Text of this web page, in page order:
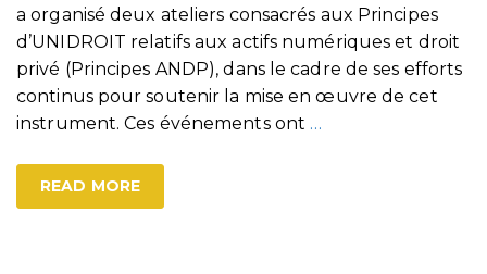
a organisé deux ateliers consacrés aux Principes
d’UNIDROIT relatifs aux actifs numériques et droit
privé (Principes ANDP), dans le cadre de ses efforts
continus pour soutenir la mise en œuvre de cet
instrument. Ces événements ont …
READ MORE